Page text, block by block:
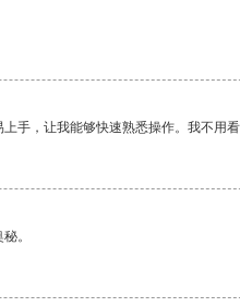
手，让我能够快速熟悉操作。我不用
。